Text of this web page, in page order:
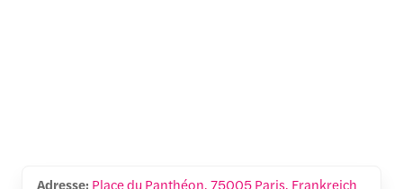
Adresse: Place du Panthéon, 75005 Paris, Frankreich